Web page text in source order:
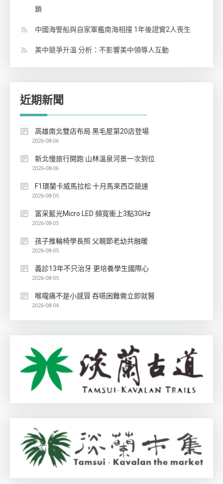
鎖
中國海警船與自家軍艦南海相撞 1年後證實2人喪生
美中競爭升溫 分析：不影響美中領導人互動
近期新聞
高雄南北雙店布局 黑毛屋第20店登場
2026-08-06
新北慢旅行開跑 山林溫泉河景一次到位
2026-08-06
F1環蘭卡威馬拉松 十月馬來西亞競速
2026-08-05
富采藍光Micro LED 頻寬衝上3點3GHz
2026-08-05
孩子推輪椅學長照 父親節老幼共融暖
2026-08-05
義診13年不只治牙 更培養學生國際心
2026-08-05
喉嚨痛不是小感冒 吞嚥困難需立即就醫
2026-08-04